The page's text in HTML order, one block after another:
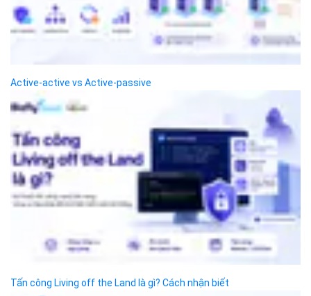
Hướng dẫn thanh toán
Cách tính phí và gói cước
Trụ sở chính
Số 01 phố Nguyễn Huy Tưởng, phường Thanh
Xuân, Thành phố Hà Nội.
Chi nhánh TP.Hồ Chí Minh: